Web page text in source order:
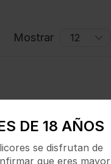
DE 18 AÑOS
se disfrutan de
que eres mayor
Mostrar